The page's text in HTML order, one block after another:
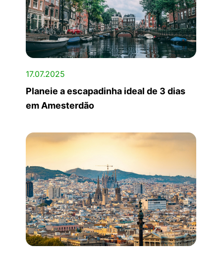
17.07.2025
Planeie a escapadinha ideal de 3 dias
em Amesterdão